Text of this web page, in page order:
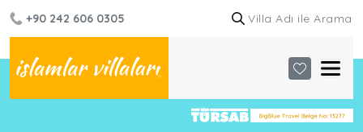
+90 242 606 0305